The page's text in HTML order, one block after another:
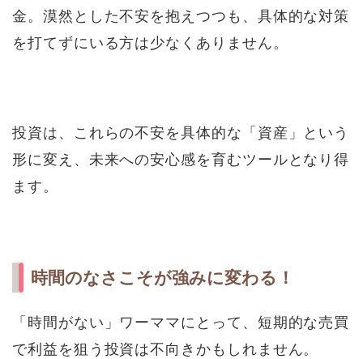
金。漠然とした不安を抱えつつも、具体的な対策
を打てずにいる方は少なくありません。
投資は、これらの不安を具体的な「資産」という
形に変え、未来への安心感を育むツールとなり得
ます。
時間のなさこそが強みに変わる！
「時間がない」ワーママにとって、短期的な売買
で利益を狙う投資は不向きかもしれません。